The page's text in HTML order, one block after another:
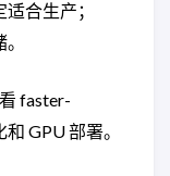
合生产；
faster-
GPU 部署。